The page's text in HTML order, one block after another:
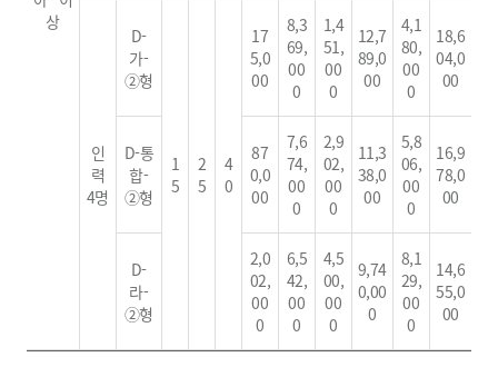
상
인
력
4명
D-
가-
②형
1
5
2
5
4
0
17
5,0
00
8,3
69,
00
0
1,4
51,
00
0
12,7
89,0
00
4,1
80,
00
0
18,6
04,0
00
D-통
합-
②형
87
0,0
00
7,6
74,
00
0
2,9
02,
00
0
11,3
38,0
00
5,8
06,
00
0
16,9
78,0
00
D-
라-
②형
2,0
02,
00
0
6,5
42,
00
0
4,5
00,
00
0
9,74
0,00
0
8,1
29,
00
0
14,6
55,0
00